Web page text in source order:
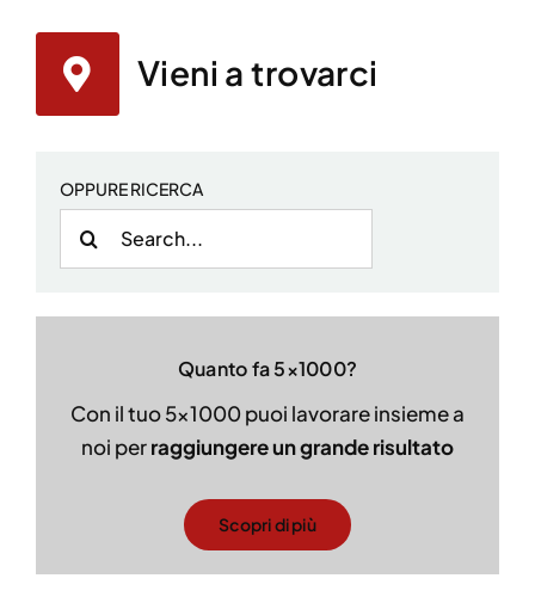
Vieni a trovarci
OPPURE RICERCA
Cerca
per:
Quanto fa 5×1000?
Con il tuo 5×1000 puoi lavorare insieme a
noi perraggiungere un grande risultato
Scopri di più